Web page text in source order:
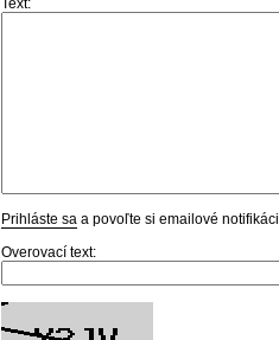
Text:
Prihláste sa a povoľte si emailové
Overovací text: